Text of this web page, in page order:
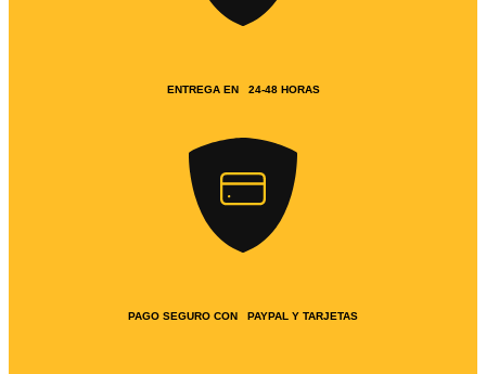
ENTREGA EN 24-48 HORAS
PAGO SEGURO CON PAYPAL Y TARJETAS